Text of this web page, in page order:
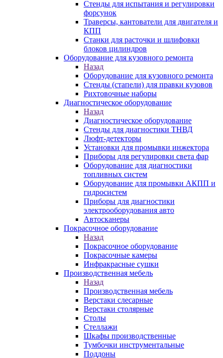
Стенды для испытания и регулировки
форсунок
Траверсы, кантователи для двигателя и
КПП
Станки для расточки и шлифовки
блоков цилиндров
Оборудование для кузовного ремонта
Назад
Оборудование для кузовного ремонта
Стенды (стапели) для правки кузовов
Рихтовочные наборы
Диагностическое оборудование
Назад
Диагностическое оборудование
Стенды для диагностики ТНВД
Люфт-детекторы
Установки для промывки инжектора
Приборы для регулировки света фар
Оборудование для диагностики
топливных систем
Оборудование для промывки АКПП и
гидросистем
Приборы для диагностики
электрооборудования авто
Автосканеры
Покрасочное оборудование
Назад
Покрасочное оборудование
Покрасочные камеры
Инфракрасные сушки
Производственная мебель
Назад
Производственная мебель
Верстаки слесарные
Верстаки столярные
Столы
Стеллажи
Шкафы производственные
Тумбочки инструментальные
Поддоны